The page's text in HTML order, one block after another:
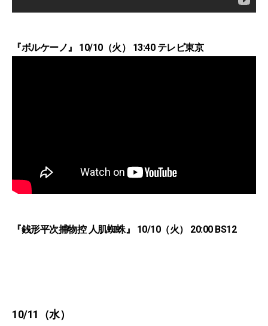
『ボルケーノ』 10/10（火） 13:40 テレビ東京
『銭形平次捕物控 人肌蜘蛛』 10/10（火） 20:00 BS12
10/11（水）